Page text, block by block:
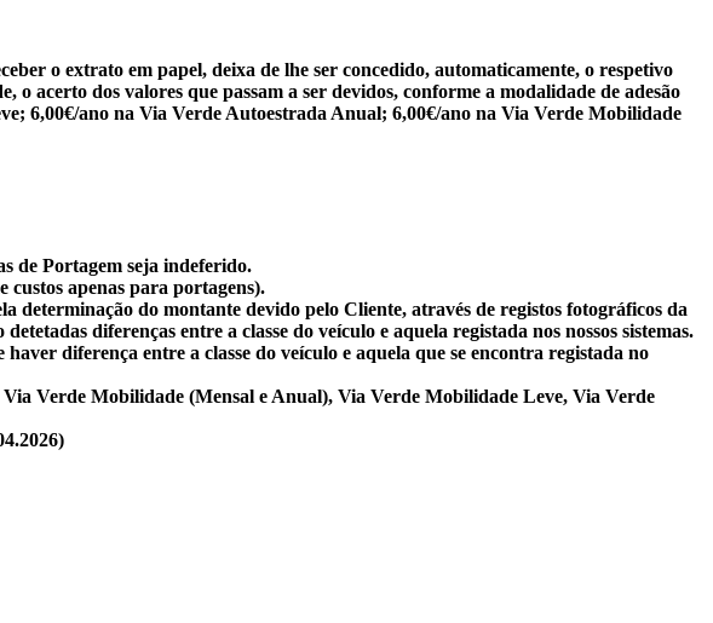
o extrato em papel, deixa de lhe ser concedido, automaticamente, o respetivo
o acerto dos valores que passam a ser devidos, conforme a modalidade de adesão
6,00€/ano na Via Verde Autoestrada Anual; 6,00€/ano na Via Verde Mobilidade
de Portagem seja indeferido.
apenas para portagens).
determinação do montante devido pelo Cliente, através de registos fotográficos da
diferenças entre a classe do veículo e aquela registada nos nossos sistemas.
diferença entre a classe do veículo e aquela que se encontra registada no
Verde Mobilidade (Mensal e Anual), Via Verde Mobilidade Leve, Via Verde